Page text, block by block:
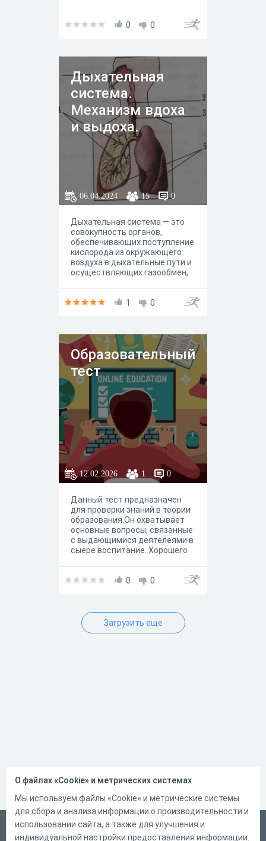
готовятся к сдаче ОГЭ или ЕГЭ
0 0
Дыхательная
система.
Механизм вдоха
и выдоха.
06.04.2024 15 0
Дыхательная система — это
совокупность органов,
обеспечивающих поступление
кислорода из окружающего
воздуха в дыхательные пути и
осуществляющих газообмен,
выведение углекислого газа из
1 0
Образовательный
тест
12.02.2026 1 0
Данный тест предназначен
для проверки знаний в теории
образования.Он охватывает
основные вопросы, связанные
с выдающимися деятелеями в
сыере воспитание. Хорошего
0 0
Загрузить еще
Русский
О файлах «Cookie» и метрических системах
Мы используем файлы «Cookie» и метрические системы
для сбора и анализа информации о производительности и
использовании сайта, а также для улучшения и
индивидуальной настройки предоставления информации.